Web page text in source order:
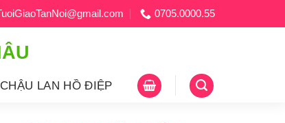
0705.0000.55
CHẬU LAN HỒ ĐIỆP